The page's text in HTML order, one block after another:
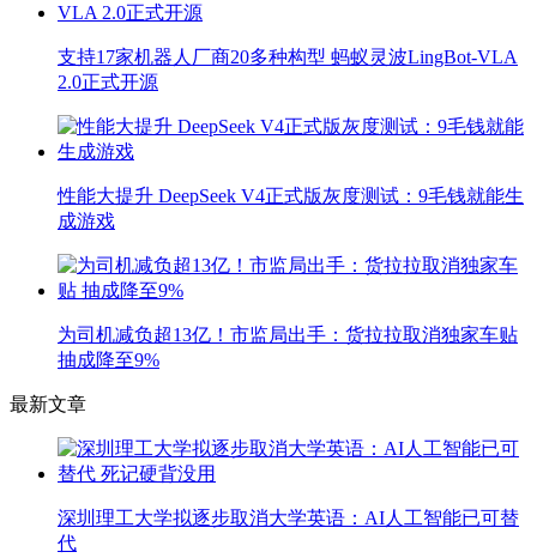
支持17家机器人厂商20多种构型 蚂蚁灵波LingBot-VLA
2.0正式开源
性能大提升 DeepSeek V4正式版灰度测试：9毛钱就能生
成游戏
为司机减负超13亿！市监局出手：货拉拉取消独家车贴
抽成降至9%
最新文章
深圳理工大学拟逐步取消大学英语：AI人工智能已可替
代